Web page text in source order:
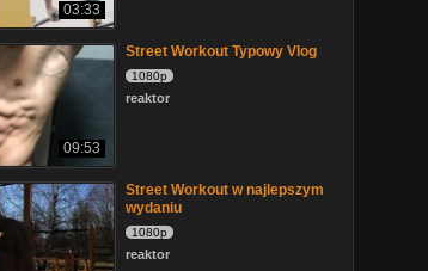
03:33
09:53
Street Workout Typowy Vlog
1080p
reaktor
Street Workout w najlepszym
wydaniu
1080p
reaktor